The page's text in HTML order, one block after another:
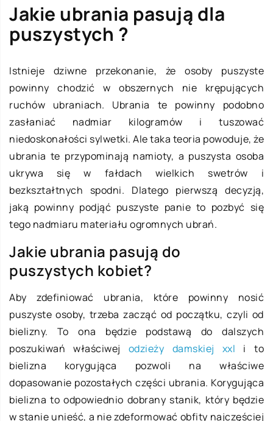
Jakie ubrania pasują dla
puszystych ?
Istnieje dziwne przekonanie, że osoby puszyste
powinny chodzić w obszernych nie krępujących
ruchów ubraniach. Ubrania te powinny podobno
zasłaniać nadmiar kilogramów i tuszować
niedoskonałości sylwetki. Ale taka teoria powoduje, że
ubrania te przypominają namioty, a puszysta osoba
ukrywa się w fałdach wielkich swetrów i
bezkształtnych spodni. Dlatego pierwszą decyzją,
jaką powinny podjąć puszyste panie to pozbyć się
tego nadmiaru materiału ogromnych ubrań.
Jakie ubrania pasują do
puszystych kobiet?
Aby zdefiniować ubrania, które powinny nosić
puszyste osoby, trzeba zacząć od początku, czyli od
bielizny. To ona będzie podstawą do dalszych
poszukiwań właściwej odzieży damskiej xxl i to
bielizna korygująca pozwoli na właściwe
dopasowanie pozostałych części ubrania. Korygująca
bielizna to odpowiednio dobrany stanik, który będzie
w stanie unieść, a nie zdeformować obfity najczęściej